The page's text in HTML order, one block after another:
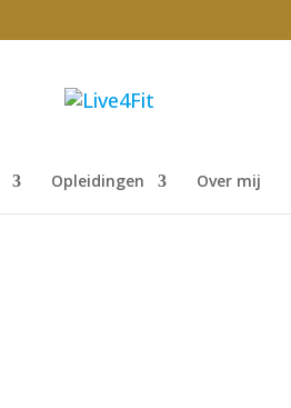
Opleidingen Over mij